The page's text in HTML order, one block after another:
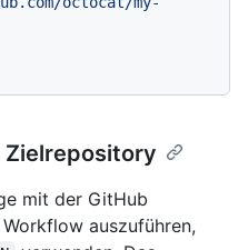
mit der GitHub
auszuführen,